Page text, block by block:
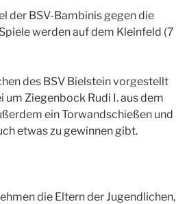
der BSV-Bambinis gegen die
werden auf dem Kleinfeld (7
des BSV Bielstein vorgestellt
um Ziegenbock Rudi I. aus dem
ein Torwandschießen und
etwas zu gewinnen gibt.
die Eltern der Jugendlichen,